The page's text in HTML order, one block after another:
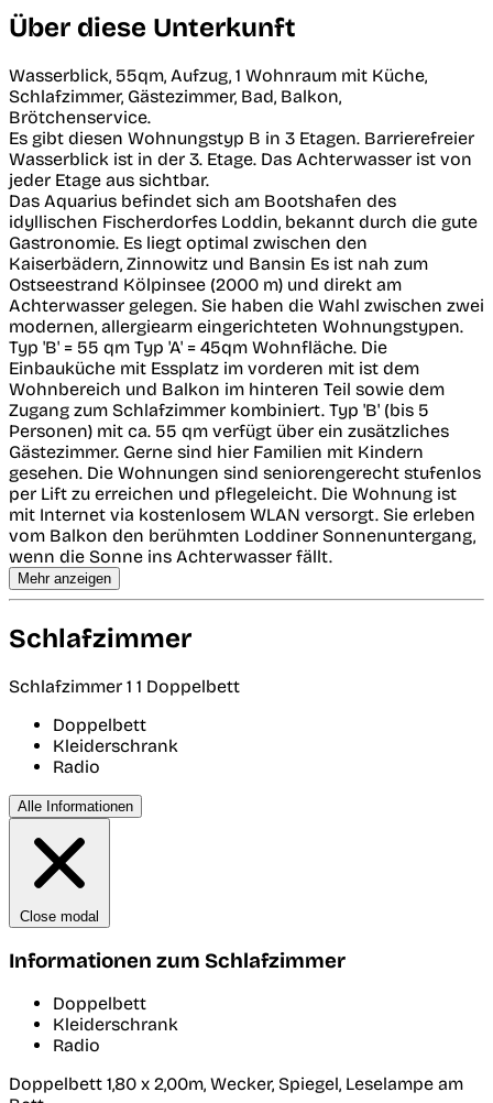
Über diese Unterkunft
Wasserblick, 55qm, Aufzug, 1 Wohnraum mit Küche,
Schlafzimmer, Gästezimmer, Bad, Balkon,
Brötchenservice.
Es gibt diesen Wohnungstyp B in 3 Etagen. Barrierefreier
Wasserblick ist in der 3. Etage. Das Achterwasser ist von
jeder Etage aus sichtbar.
Das Aquarius befindet sich am Bootshafen des
idyllischen Fischerdorfes Loddin, bekannt durch die gute
Gastronomie. Es liegt optimal zwischen den
Kaiserbädern, Zinnowitz und Bansin Es ist nah zum
Ostseestrand Kölpinsee (2000 m) und direkt am
Achterwasser gelegen. Sie haben die Wahl zwischen zwei
modernen, allergiearm eingerichteten Wohnungstypen.
Typ 'B' = 55 qm Typ 'A' = 45qm Wohnfläche. Die
Einbauküche mit Essplatz im vorderen mit ist dem
Wohnbereich und Balkon im hinteren Teil sowie dem
Zugang zum Schlafzimmer kombiniert. Typ 'B' (bis 5
Personen) mit ca. 55 qm verfügt über ein zusätzliches
Gästezimmer. Gerne sind hier Familien mit Kindern
gesehen. Die Wohnungen sind seniorengerecht stufenlos
per Lift zu erreichen und pflegeleicht. Die Wohnung ist
mit Internet via kostenlosem WLAN versorgt. Sie erleben
vom Balkon den berühmten Loddiner Sonnenuntergang,
wenn die Sonne ins Achterwasser fällt.
Mehr anzeigen
Schlafzimmer
Schlafzimmer 1 1 Doppelbett
Doppelbett
Kleiderschrank
Radio
Alle Informationen
Close modal
Informationen zum Schlafzimmer
Doppelbett
Kleiderschrank
Radio
Doppelbett 1,80 x 2,00m, Wecker, Spiegel, Leselampe am